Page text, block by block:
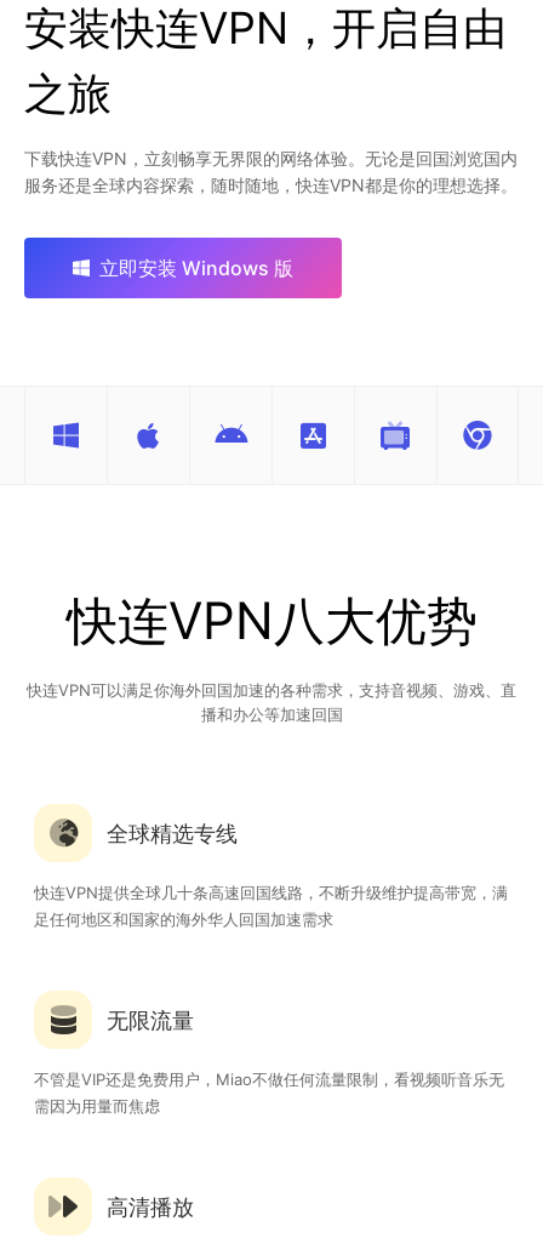
安装快连VPN，开启自由
之旅
下载快连VPN，立刻畅享无界限的网络体验。无论是回国浏览国内
服务还是全球内容探索，随时随地，快连VPN都是你的理想选择。
立即安装 Windows 版
快连VPN八大优势
快连VPN可以满足你海外回国加速的各种需求，支持音视频、游戏、直
播和办公等加速回国
全球精选专线
快连VPN提供全球几十条高速回国线路，不断升级维护提高带宽，满
足任何地区和国家的海外华人回国加速需求
无限流量
不管是VIP还是免费用户，Miao不做任何流量限制，看视频听音乐无
需因为用量而焦虑
高清播放